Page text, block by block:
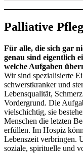
Palliative
Für alle, die sich gar
genau sind eigentlich
welche Aufgaben
Wir sind spezialisierte
schwerstkranker und
Lebensqualität,
Vordergrund. Die
vielschichtig, sie
Menschen die letzten
erfüllen. Im Hospiz
Lebenszeit verbringen.
soziale, spirituelle und